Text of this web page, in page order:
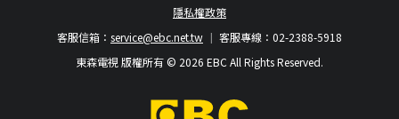
隱私權政策
客服專線：02-2388-5918
客服信箱： service@ebc.net.tw
東森電視 版權所有 © 2026 EBC All Rights Reserved.